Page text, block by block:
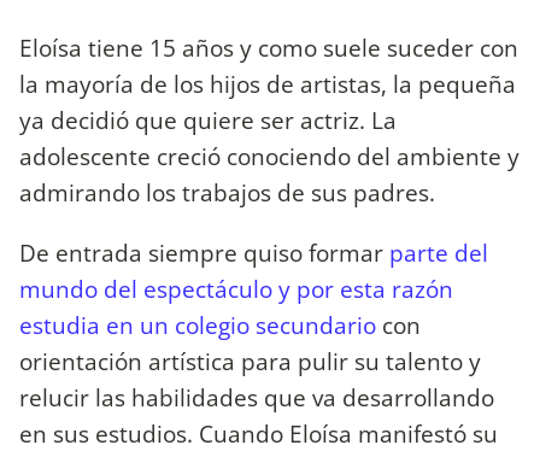
Eloísa tiene 15 años y como suele suceder con
la mayoría de los hijos de artistas, la pequeña
ya decidió que quiere ser actriz. La
adolescente creció conociendo del ambiente y
admirando los trabajos de sus padres.
De entrada siempre quiso formar parte del
mundo del espectáculo y por esta razón
estudia en un colegio secundario con
orientación artística para pulir su talento y
relucir las habilidades que va desarrollando
en sus estudios. Cuando Eloísa manifestó su